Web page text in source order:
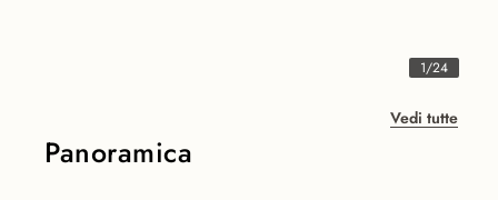
1/24
Vedi tutte
Panoramica